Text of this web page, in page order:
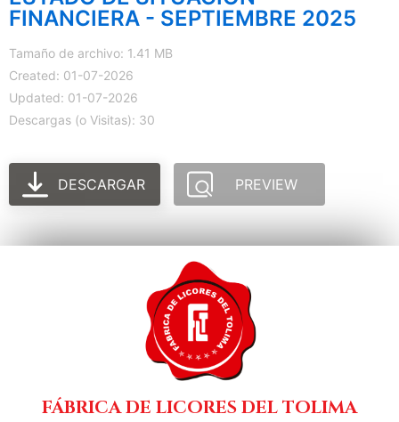
FINANCIERA - SEPTIEMBRE 2025
Tamaño de archivo: 1.41 MB
Created: 01-07-2026
Updated: 01-07-2026
Descargas (o Visitas): 30
DESCARGAR PREVIEW
FÁBRICA DE LICORES DEL TOLIMA